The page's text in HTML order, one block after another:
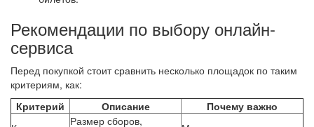
Рекомендации по выбору онлайн-
сервиса
Перед покупкой стоит сравнить несколько площадок по таким
критериям, как:
Критерий
Описание
Почему важно
Размер сборов,